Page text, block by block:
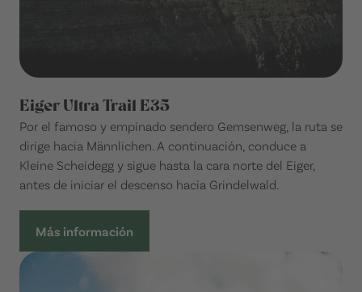
Eiger Ultra Trail E35
Por el famoso y empinado sendero Gemsenweg, la ruta se
dirige hacia Männlichen. A continuación, conduce a
Kleine Scheidegg y sigue hasta la cara norte del Eiger,
antes de iniciar el descenso hacia Grindelwald.
Más información